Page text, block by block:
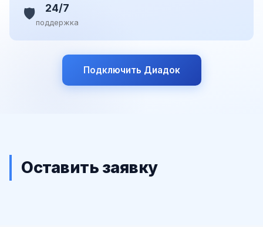
🛡️ 24/7
поддержка
Подключить Диадок
Оставить заявку